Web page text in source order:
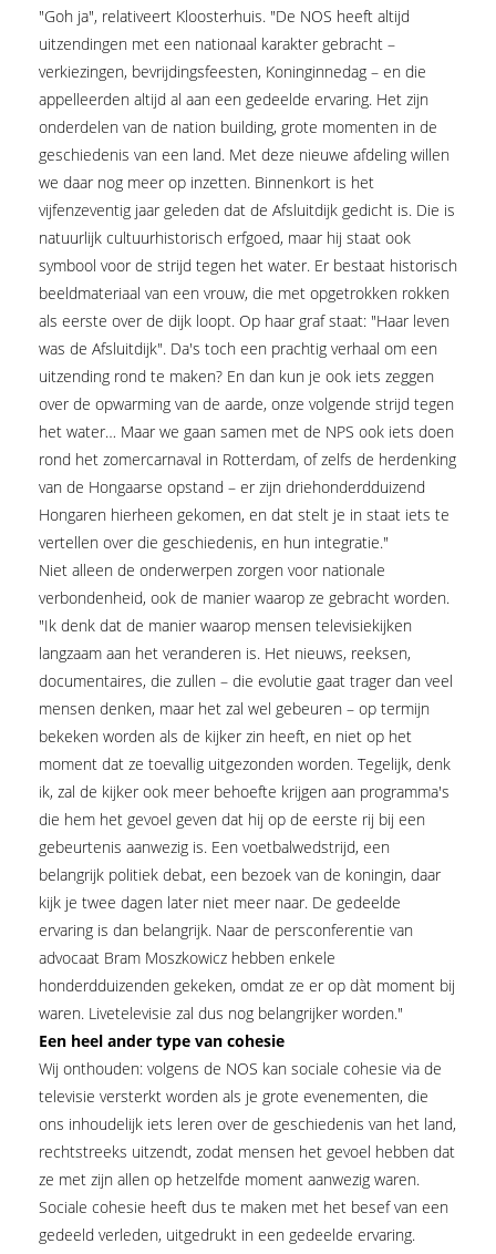
"Goh ja", relativeert Kloosterhuis. "De NOS heeft altijd
uitzendingen met een nationaal karakter gebracht –
verkiezingen, bevrijdingsfeesten, Koninginnedag – en die
appelleerden altijd al aan een gedeelde ervaring. Het zijn
onderdelen van de nation building, grote momenten in de
geschiedenis van een land. Met deze nieuwe afdeling willen
we daar nog meer op inzetten. Binnenkort is het
vijfenzeventig jaar geleden dat de Afsluitdijk gedicht is. Die is
natuurlijk cultuurhistorisch erfgoed, maar hij staat ook
symbool voor de strijd tegen het water. Er bestaat historisch
beeldmateriaal van een vrouw, die met opgetrokken rokken
als eerste over de dijk loopt. Op haar graf staat: "Haar leven
was de Afsluitdijk". Da's toch een prachtig verhaal om een
uitzending rond te maken? En dan kun je ook iets zeggen
over de opwarming van de aarde, onze volgende strijd tegen
het water… Maar we gaan samen met de NPS ook iets doen
rond het zomercarnaval in Rotterdam, of zelfs de herdenking
van de Hongaarse opstand – er zijn driehonderdduizend
Hongaren hierheen gekomen, en dat stelt je in staat iets te
vertellen over die geschiedenis, en hun integratie."
Niet alleen de onderwerpen zorgen voor nationale
verbondenheid, ook de manier waarop ze gebracht worden.
"Ik denk dat de manier waarop mensen televisiekijken
langzaam aan het veranderen is. Het nieuws, reeksen,
documentaires, die zullen – die evolutie gaat trager dan veel
mensen denken, maar het zal wel gebeuren – op termijn
bekeken worden als de kijker zin heeft, en niet op het
moment dat ze toevallig uitgezonden worden. Tegelijk, denk
ik, zal de kijker ook meer behoefte krijgen aan programma's
die hem het gevoel geven dat hij op de eerste rij bij een
gebeurtenis aanwezig is. Een voetbalwedstrijd, een
belangrijk politiek debat, een bezoek van de koningin, daar
kijk je twee dagen later niet meer naar. De gedeelde
ervaring is dan belangrijk. Naar de persconferentie van
advocaat Bram Moszkowicz hebben enkele
honderdduizenden gekeken, omdat ze er op dàt moment bij
waren. Livetelevisie zal dus nog belangrijker worden."
Een heel ander type van cohesie
Wij onthouden: volgens de NOS kan sociale cohesie via de
televisie versterkt worden als je grote evenementen, die
ons inhoudelijk iets leren over de geschiedenis van het land,
rechtstreeks uitzendt, zodat mensen het gevoel hebben dat
ze met zijn allen op hetzelfde moment aanwezig waren.
Sociale cohesie heeft dus te maken met het besef van een
gedeeld verleden, uitgedrukt in een gedeelde ervaring.